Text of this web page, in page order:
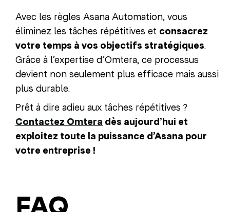
Avec les règles Asana Automation, vous
éliminez les tâches répétitives et consacrez
votre temps à vos objectifs stratégiques.
Grâce à l’expertise d’Omtera, ce processus
devient non seulement plus efficace mais aussi
plus durable.
Prêt à dire adieu aux tâches répétitives ?
Contactez Omtera dès aujourd’hui et
exploitez toute la puissance d’Asana pour
votre entreprise !